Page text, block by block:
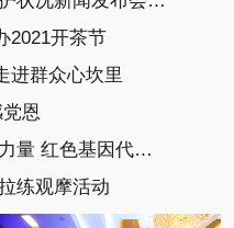
2021开茶节
进群众心坎里
恩
安溪县第十八小学：学党史汲力量 红色基因代代传
练观摩活动